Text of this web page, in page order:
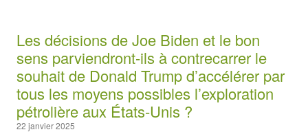
Les décisions de Joe Biden et le bon
sens parviendront-ils à contrecarrer le
souhait de Donald Trump d’accélérer par
tous les moyens possibles l’exploration
pétrolière aux États-Unis ?
22 janvier 2025